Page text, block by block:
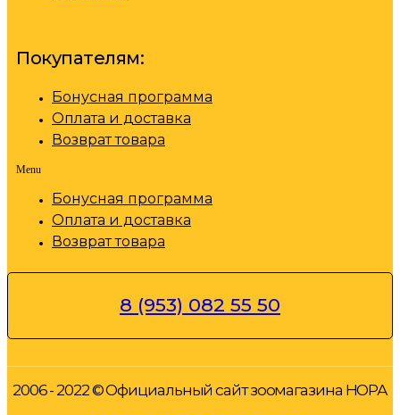
Покупателям:
Бонусная программа
Оплата и доставка
Возврат товара
Menu
Бонусная программа
Оплата и доставка
Возврат товара
8 (953) 082 55 50
2006 - 2022 © Официальный сайт зоомагазина НОРА